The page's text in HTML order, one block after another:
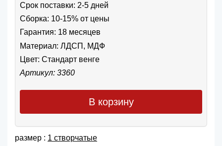
Срок поставки: 2-5 дней
Сборка: 10-15% от цены
Гарантия: 18 месяцев
Материал: ЛДСП, МДФ
Цвет: Стандарт венге
Артикул: 3360
В корзину
размер : 1 створчатые